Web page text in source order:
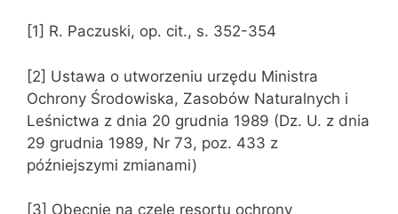
[1] R. Paczuski, op. cit., s. 352-354
[2] Ustawa o utworzeniu urzędu Ministra
Ochrony Środowiska, Zasobów Naturalnych i
Leśnictwa z dnia 20 grudnia 1989 (Dz. U. z dnia
29 grudnia 1989, Nr 73, poz. 433 z
późniejszymi zmianami)
[3] Obecnie na czele resortu ochrony